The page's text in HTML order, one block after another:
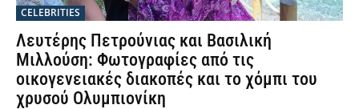
CELEBRITIES
Λευτέρης Πετρούνιας και Βασιλική
Μιλλούση: Φωτογραφίες από τις
οικογενειακές διακοπές και το χόμπι του
χρυσού Ολυμπιονίκη